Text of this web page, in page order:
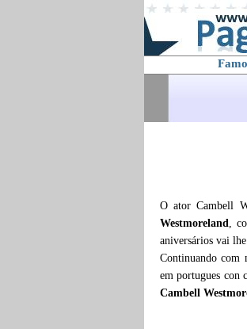
O ator Cambell
Westmoreland,
aniversários vai
Continuando com
em portugues
Cambell